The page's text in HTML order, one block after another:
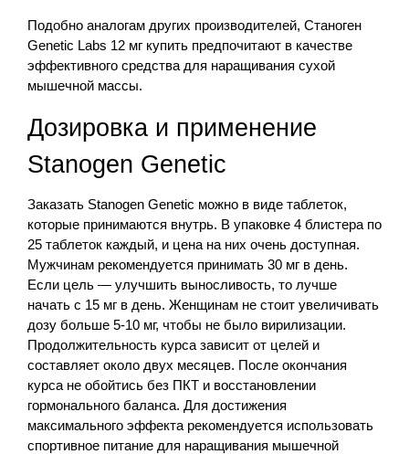
Подобно аналогам других производителей, Станоген
Genetic Labs 12 мг купить предпочитают в качестве
эффективного средства для наращивания сухой
мышечной массы.
Дозировка и применение
Stanogen Genetic
Заказать Stanogen Genetic можно в виде таблеток,
которые принимаются внутрь. В упаковке 4 блистера по
25 таблеток каждый, и цена на них очень доступная.
Мужчинам рекомендуется принимать 30 мг в день.
Если цель — улучшить выносливость, то лучше
начать с 15 мг в день. Женщинам не стоит увеличивать
дозу больше 5-10 мг, чтобы не было вирилизации.
Продолжительность курса зависит от целей и
составляет около двух месяцев. После окончания
курса не обойтись без ПКТ и восстановлении
гормонального баланса. Для достижения
максимального эффекта рекомендуется использовать
спортивное питание для наращивания мышечной